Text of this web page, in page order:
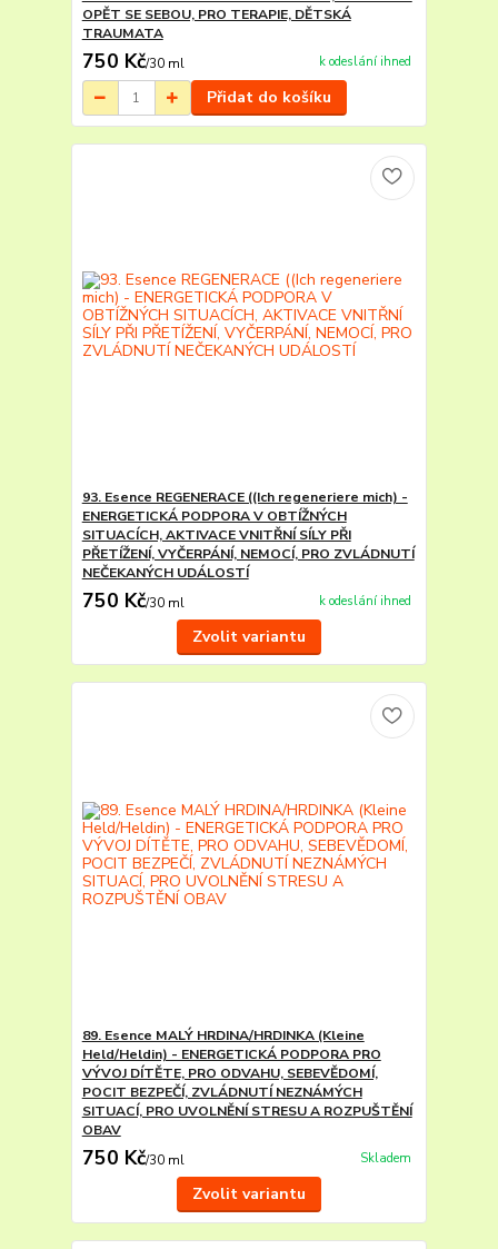
OPĚT SE SEBOU, PRO TERAPIE, DĚTSKÁ
TRAUMATA
750 Kč/30 ml k odeslání ihned
Přidat do košíku
93. Esence REGENERACE ((Ich regeneriere mich) -
ENERGETICKÁ PODPORA V OBTÍŽNÝCH
SITUACÍCH, AKTIVACE VNITŘNÍ SÍLY PŘI
PŘETÍŽENÍ, VYČERPÁNÍ, NEMOCÍ, PRO ZVLÁDNUTÍ
NEČEKANÝCH UDÁLOSTÍ
750 Kč/30 ml k odeslání ihned
Zvolit variantu
89. Esence MALÝ HRDINA/HRDINKA (Kleine
Held/Heldin) - ENERGETICKÁ PODPORA PRO
VÝVOJ DÍTĚTE, PRO ODVAHU, SEBEVĚDOMÍ,
POCIT BEZPEČÍ, ZVLÁDNUTÍ NEZNÁMÝCH
SITUACÍ, PRO UVOLNĚNÍ STRESU A ROZPUŠTĚNÍ
OBAV
750 Kč/30 ml Skladem
Zvolit variantu